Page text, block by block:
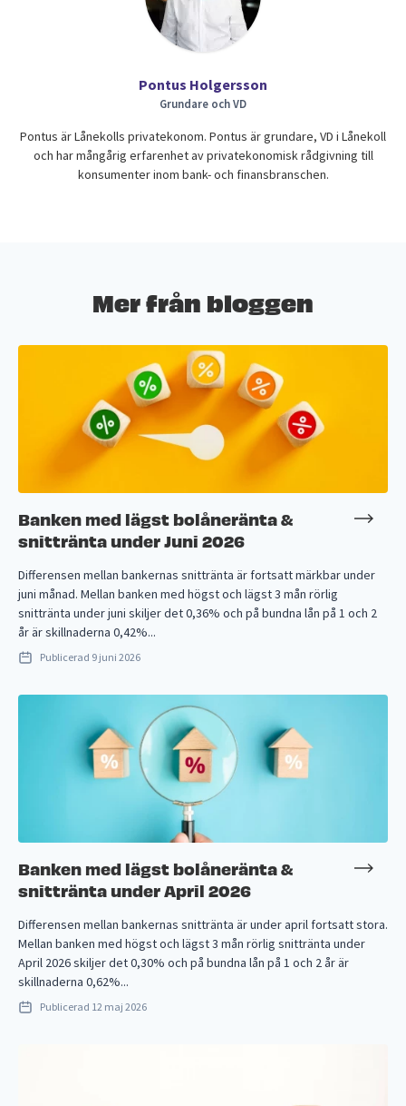
Pontus Holgersson
Grundare och VD
Pontus är Lånekolls privatekonom. Pontus är grundare, VD i Lånekoll
och har mångårig erfarenhet av privatekonomisk rådgivning till
konsumenter inom bank- och finansbranschen.
Mer från bloggen
Banken med lägst bolåneränta &
snittränta under Juni 2026
Differensen mellan bankernas snittränta är fortsatt märkbar under
juni månad. Mellan banken med högst och lägst 3 mån rörlig
snittränta under juni skiljer det 0,36% och på bundna lån på 1 och 2
år är skillnaderna 0,42%...
Publicerad 9 juni 2026
Banken med lägst bolåneränta &
snittränta under April 2026
Differensen mellan bankernas snittränta är under april fortsatt stora.
Mellan banken med högst och lägst 3 mån rörlig snittränta under
April 2026 skiljer det 0,30% och på bundna lån på 1 och 2 år är
skillnaderna 0,62%...
Publicerad 12 maj 2026